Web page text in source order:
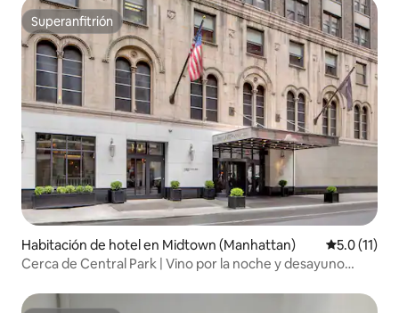
Superanfitrión
Superanfitrión
Habitación de hotel en Midtown (Manhattan) Calificación
5.0 (11)
Cerca de Central Park | Vino por la noche y desayuno